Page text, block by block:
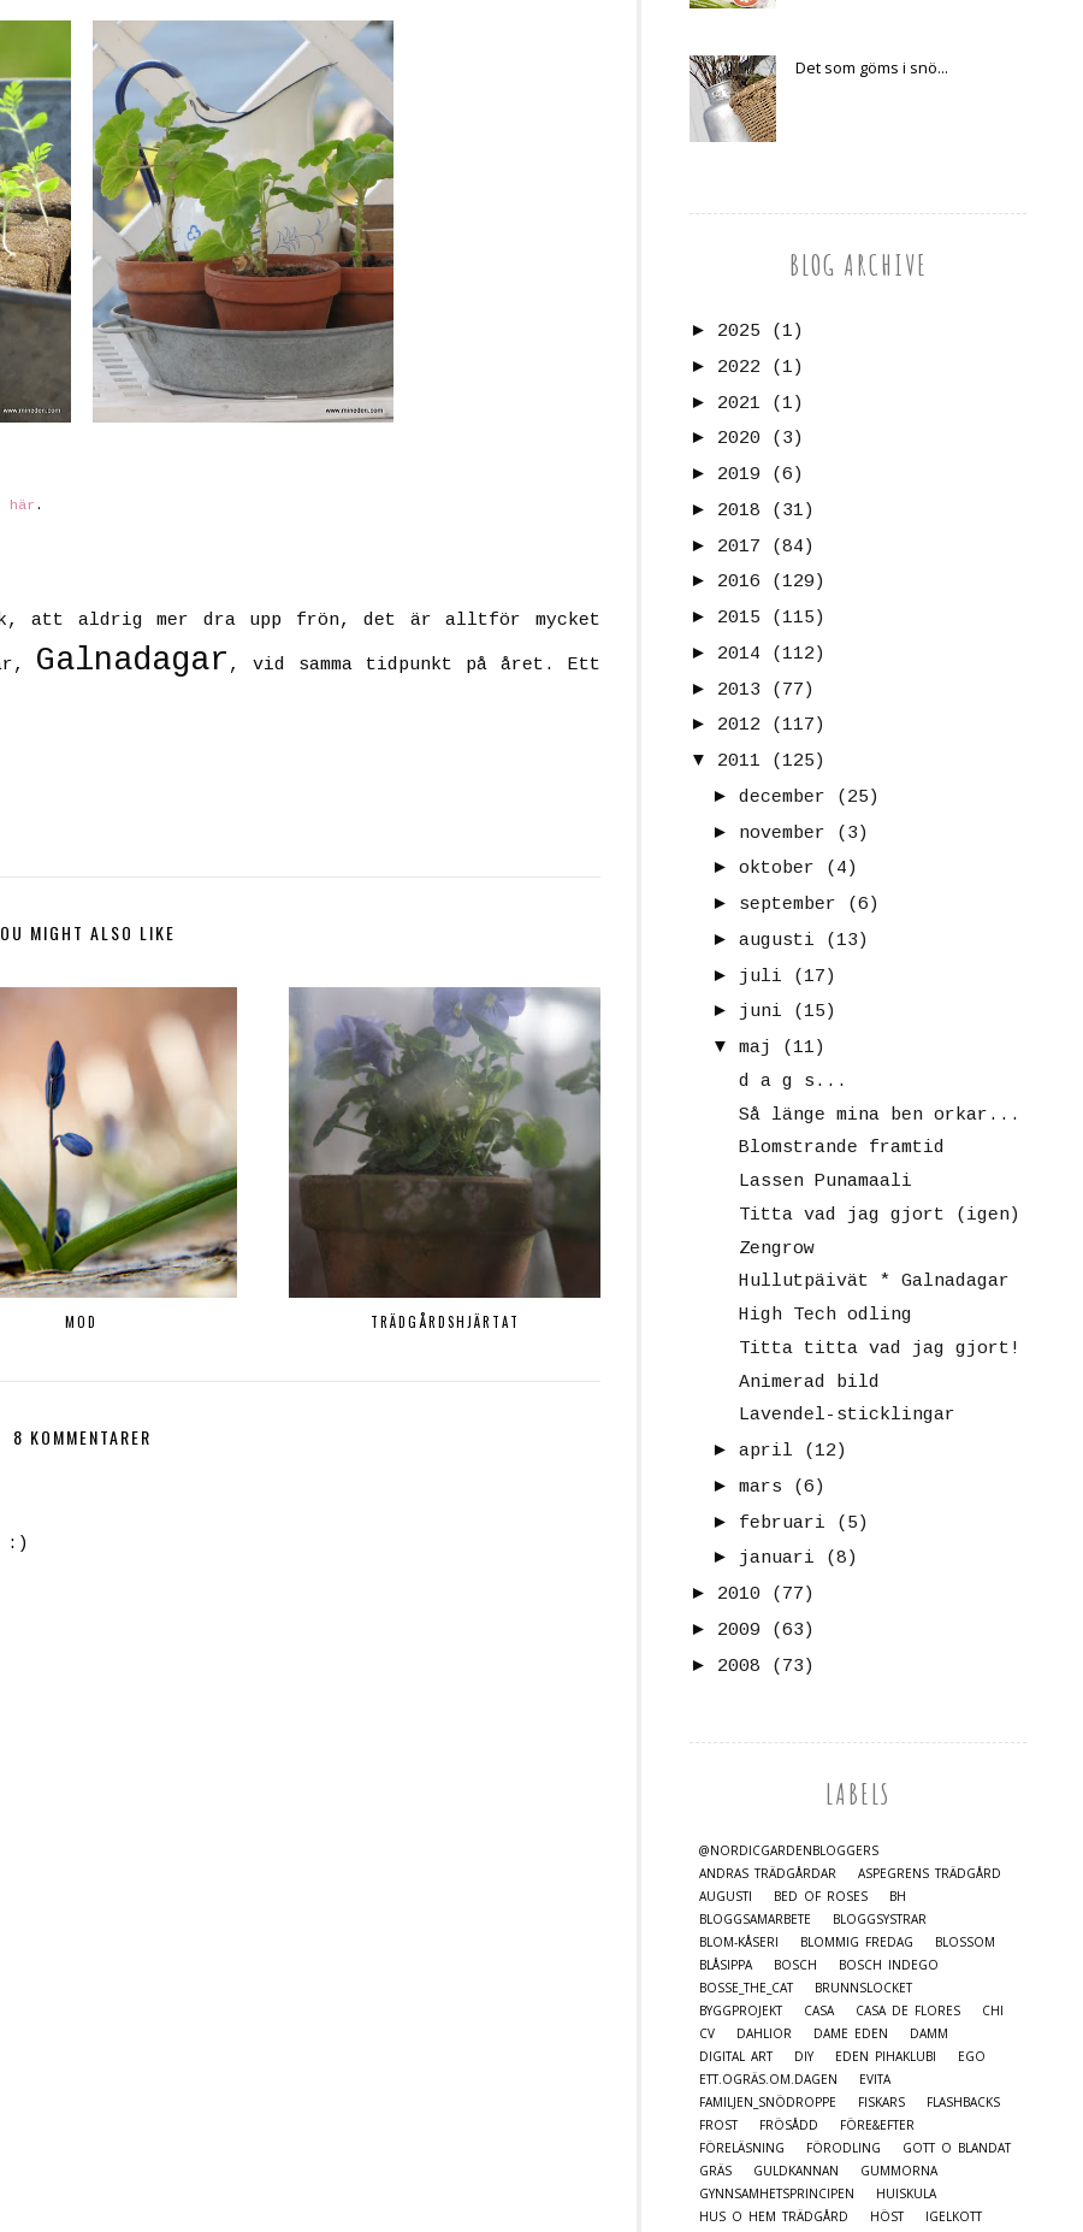
här .
att aldrig mer dra upp frön, det är alltför mycket
Galnadagar , vid samma tidpunkt på året. Ett
MIGHT ALSO LIKE
MOD TRÄDGÅRDSHJÄRTAT
8 KOMMENTARER
:)
Det som göms i snö...
BLOG ARCHIVE
► 2025
(1)
► 2022
(1)
► 2021
(1)
► 2020
(3)
► 2019
(6)
► 2018
(31)
► 2017
(84)
► 2016
(129)
► 2015
(115)
► 2014
(112)
► 2013
(77)
► 2012
(117)
▼
2011
(125)
► december
(25)
► november
(3)
► oktober
(4)
► september
(6)
► augusti
(13)
► juli
(17)
► juni
(15)
▼
maj
(11)
d a g s...
Så länge mina ben orkar...
Blomstrande framtid
Lassen Punamaali
Titta vad jag gjort (igen)
Zengrow
Hullutpäivät * Galnadagar
High Tech odling
Titta titta vad jag gjort!
Animerad bild
Lavendel-sticklingar
► april
(12)
► mars
(6)
► februari
(5)
► januari
(8)
► 2010
(77)
► 2009
(63)
► 2008 (73)
LABELS
@NORDICGARDENBLOGGERS
ANDRAS TRÄDGÅRDAR
ASPEGRENS TRÄDGÅRD
AUGUSTI
BED OF ROSES
BH
BLOGGSAMARBETE
BLOGGSYSTRAR
BLOM-KÅSERI
BLOMMIG FREDAG
BLOSSOM
BLÅSIPPA
BOSCH
BOSCH INDEGO
BOSSE_THE_CAT
BRUNNSLOCKET
BYGGPROJEKT
CASA CASA DE FLORES
CHI
CV
DAHLIOR DAME EDEN
DAMM
DIGITAL ART
DIY EDEN PIHAKLUBI
EGO
ETT.OGRÄS.OM.DAGEN
EVITA
FAMILJEN_SNÖDROPPE
FISKARS
FLASHBACKS
FROST
FRÖSÅDD
FÖRE&EFTER
FÖRELÄSNING
FÖRODLING
GOTT O BLANDAT
GRÄS
GULDKANNAN
GUMMORNA
GYNNSAMHETSPRINCIPEN
HUISKULA
HUS O HEM TRÄDGÅRD
HÖST
IGELKOTT